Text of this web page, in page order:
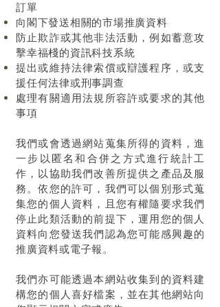
訂單
向閣下發送相關的市場推廣資料
防止欺詐或其他非法活動，例如蓄意攻
擊幸福棧的資訊科技系統
提出或維持法律索償或辯護程序，或支
援任何法律或刑事調查
處理有關適用法規所容許或要求的其他
事項
我們或會透過網站蒐集所得的資料，進
一步以匿名和合併之方式進行統計工
作，以協助我們改善所提供之產品及服
務。依您的許可，我們可以個別形式蒐
集您的個人資料，且您有權隨要求我們
停止此類活動的前提下，運用您的個人
資料向您發送我們認為您可能感興趣的
推廣資料或電子報。
我們亦可能透過本網站收集到的資料建
構您的個人喜好檔案，並在其他網站向